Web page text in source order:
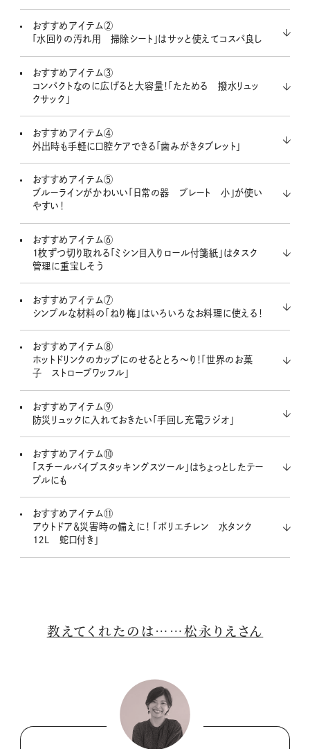
おすすめアイテム②
「水回りの汚れ用 掃除シート」はサッと使えてコスパ良し
おすすめアイテム③
コンパクトなのに広げると大容量！「たためる 撥水リュッ
クサック」
おすすめアイテム④
外出時も手軽に口腔ケアできる「歯みがきタブレット」
おすすめアイテム⑤
ブルーラインがかわいい「日常の器 プレート 小」が使い
やすい！
おすすめアイテム⑥
1枚ずつ切り取れる「ミシン目入りロール付箋紙」はタスク
管理に重宝しそう
おすすめアイテム⑦
シンプルな材料の「ねり梅」はいろいろなお料理に使える！
おすすめアイテム⑧
ホットドリンクのカップにのせるととろ～り！「世界のお菓
子 ストロープワッフル」
おすすめアイテム⑨
防災リュックに入れておきたい「手回し充電ラジオ」
おすすめアイテム⑩
「スチールパイプスタッキングスツール」はちょっとしたテー
ブルにも
おすすめアイテム⑪
アウトドア＆災害時の備えに！ 「ポリエチレン 水タンク
１２Ｌ 蛇口付き」
教えてくれたのは……松永りえさん